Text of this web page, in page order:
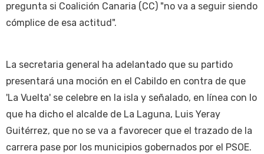
pregunta si Coalición Canaria (CC) "no va a seguir siendo
cómplice de esa actitud".
La secretaria general ha adelantado que su partido
presentará una moción en el Cabildo en contra de que
'La Vuelta' se celebre en la isla y señalado, en línea con lo
que ha dicho el alcalde de La Laguna, Luis Yeray
Guitérrez, que no se va a favorecer que el trazado de la
carrera pase por los municipios gobernados por el PSOE.